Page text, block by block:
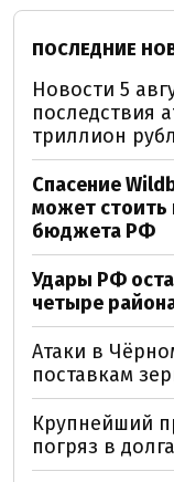
ПОСЛЕДНИЕ
Новости 5
последствия
триллион
Спасение
может стоить
бюджета РФ
Удары РФ
четыре
Атаки в
поставкам
Крупнейший
погряз в